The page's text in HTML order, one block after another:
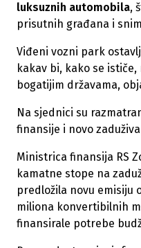
luksuznih automobila,
prisutnih građana i
Viđeni vozni park
kakav bi, kako se
bogatijim državama,
Na sjednici su
finansije i novo
Ministrica finansija RS
kamatne stope na
predložila novu emisiju
miliona konvertibilnih
finansirale potrebe